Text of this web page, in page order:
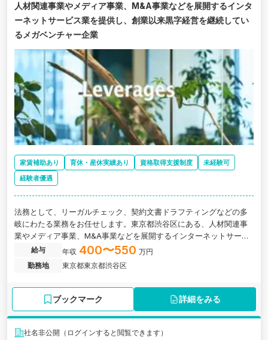
人材関連事業やメディア事業、M&A事業などを展開するインタ
ーネットサービス業を提供し、創業以来黒字経営を継続してい
るメガベンチャー企業
家賃補助あり 育休・産休実績あり 資格取得支援制度
未経験可
経験者優遇
法務として、リーガルチェック、契約文書ドラフティングなどの多
岐にわたる業務をお任せします。東京都渋谷区にある、人材関連事
業やメディア事業、M&A事業などを展開するインターネットサービ
ス業を提供しているメガベンチャー企業の求人です。
給与 年収 400〜550 万円
勤務地
東京都東京都渋谷区
ブックマーク 詳細をみる
社名非公開（ログインすると閲覧できます）